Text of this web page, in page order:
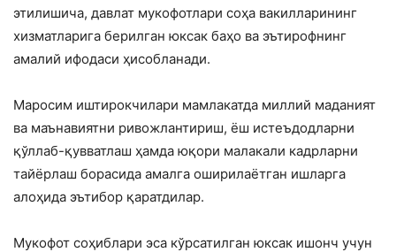
этилишича, давлат мукофотлари соҳа вакилларининг
хизматларига берилган юксак баҳо ва эътирофнинг
амалий ифодаси ҳисобланади.
Маросим иштирокчилари мамлакатда миллий маданият
ва маънавиятни ривожлантириш, ёш истеъдодларни
қўллаб-қувватлаш ҳамда юқори малакали кадрларни
тайёрлаш борасида амалга оширилаётган ишларга
алоҳида эътибор қаратдилар.
Мукофот соҳиблари эса кўрсатилган юксак ишонч учун